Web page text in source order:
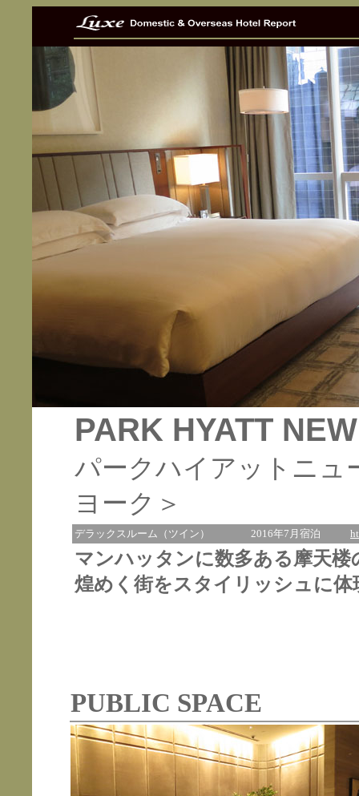
PARK HYATT
パークハイアットニュ
ヨーク＞
デラックスルーム（ツイン） 2016年7月宿泊
マンハッタンに数多ある摩天
煌めく街をスタイリッシュに
PUBLIC SPACE